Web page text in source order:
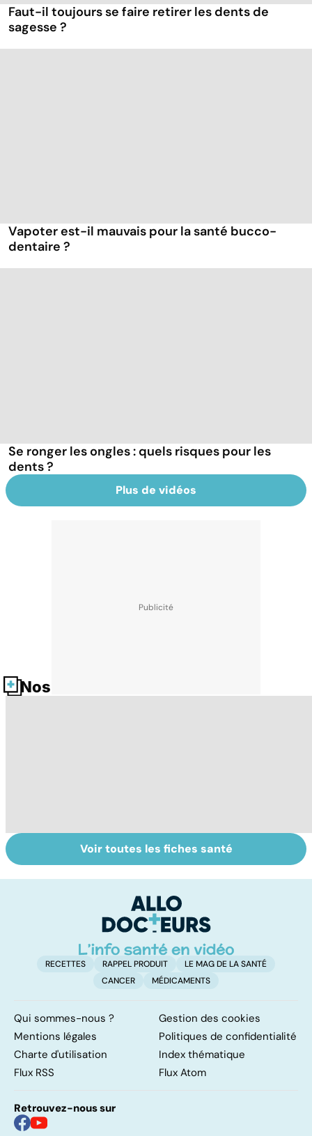
Faut-il toujours se faire retirer les dents de
sagesse ?
Vapoter est-il mauvais pour la santé bucco-
dentaire ?
Se ronger les ongles : quels risques pour les
dents ?
Plus de vidéos
Nos fiches santé
Tout savoir sur le
cerveau
Staphylocoque
doré : une
surveillance
Voir toutes les fiches santé
RECETTES RAPPEL PRODUIT
LE MAG DE LA SANTÉ
CANCER
MÉDICAMENTS
Qui sommes-nous ?
Gestion des cookies
Mentions légales
Politiques de confidentialité
Charte d'utilisation
Index thématique
Flux RSS
Flux Atom
Retrouvez-nous sur